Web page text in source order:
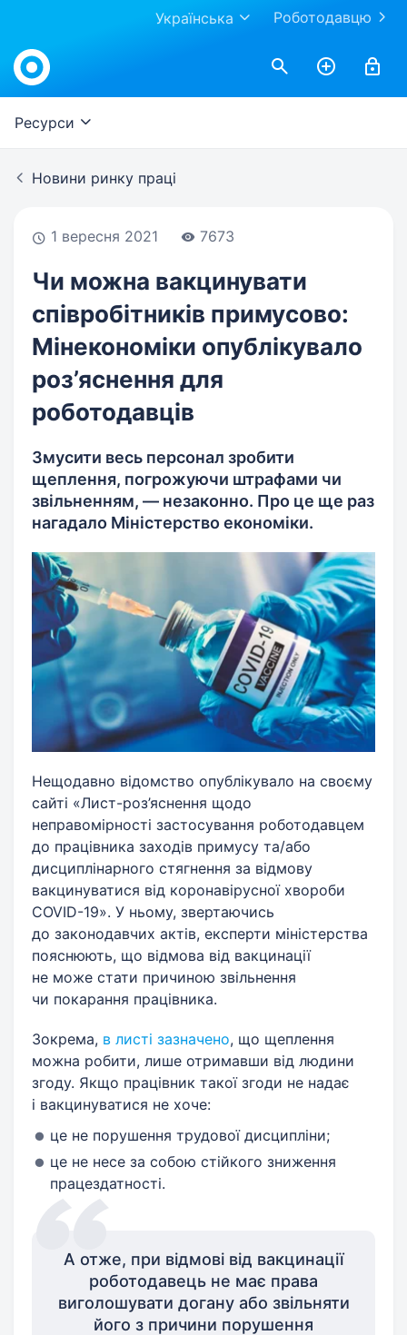
Роботодавцю
Українська
Work.ua
Ресурси
Новини ринку праці
1 вересня 2021 7673
Чи можна вакцинувати
співробітників примусово:
Мінекономіки опублікувало
роз’яснення для
роботодавців
Змусити весь персонал зробити
щеплення, погрожуючи штрафами чи
звільненням, — незаконно. Про це ще раз
нагадало Міністерство економіки.
Нещодавно відомство опублікувало на своєму
сайті «Лист-роз’яснення щодо
неправомірності застосування роботодавцем
до працівника заходів примусу та/або
дисциплінарного стягнення за відмову
вакцинуватися від коронавірусної хвороби
COVID-19». У ньому, звертаючись
до законодавчих актів, експерти міністерства
пояснюють, що відмова від вакцинації
не може стати причиною звільнення
чи покарання працівника.
Зокрема, в листі зазначено, що щеплення
можна робити, лише отримавши від людини
згоду. Якщо працівник такої згоди не надає
і вакцинуватися не хоче:
це не порушення трудової дисципліни;
це не несе за собою стійкого зниження
працездатності.
А отже, при відмові від вакцинації
роботодавець не має права
виголошувати догану або звільняти
його з причини порушення